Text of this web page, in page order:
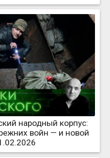
народный корпус:
войн — и новой